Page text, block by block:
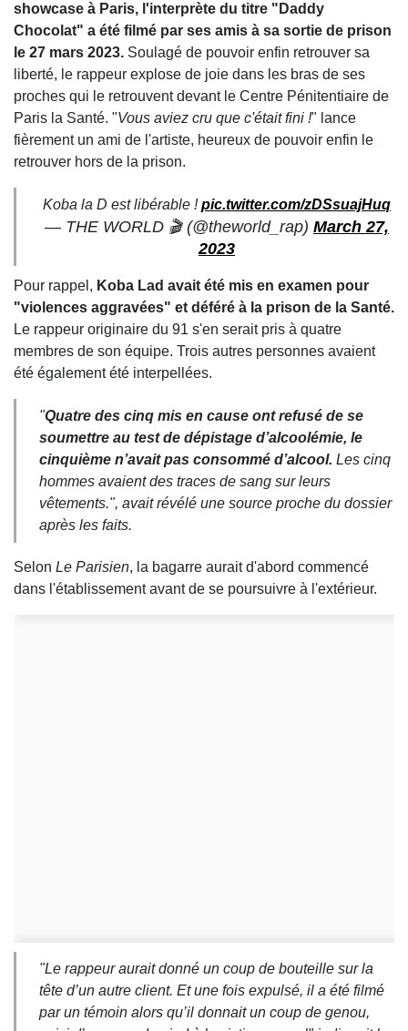
showcase à Paris, l'interprète du titre "Daddy
Chocolat" a été filmé par ses amis à sa sortie de prison
le 27 mars 2023. Soulagé de pouvoir enfin retrouver sa
liberté, le rappeur explose de joie dans les bras de ses
proches qui le retrouvent devant le Centre Pénitentiaire de
Paris la Santé. "Vous aviez cru que c'était fini !" lance
fièrement un ami de l'artiste, heureux de pouvoir enfin le
retrouver hors de la prison.
Koba la D est libérable !pic.twitter.com/zDSsuajHuq
— THE WORLD 🎬 (@theworld_rap) March 27,
2023
Pour rappel, Koba Lad avait été mis en examen pour
"violences aggravées" et déféré à la prison de la Santé.
Le rappeur originaire du 91 s'en serait pris à quatre
membres de son équipe. Trois autres personnes avaient
été également été interpellées.
"Quatre des cinq mis en cause ont refusé de se
soumettre au test de dépistage d’alcoolémie, le
cinquième n’avait pas consommé d’alcool. Les cinq
hommes avaient des traces de sang sur leurs
vêtements.", avait révélé une source proche du dossier
après les faits.
Selon Le Parisien, la bagarre aurait d'abord commencé
dans l'établissement avant de se poursuivre à l'extérieur.
"Le rappeur aurait donné un coup de bouteille sur la
tête d’un autre client. Et une fois expulsé, il a été filmé
par un témoin alors qu’il donnait un coup de genou,